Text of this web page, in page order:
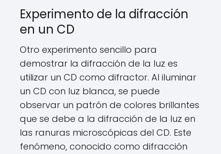
Experimento de la difracción
en un CD
Otro experimento sencillo para
demostrar la difracción de la luz es
utilizar un CD como difractor. Al iluminar
un CD con luz blanca, se puede
observar un patrón de colores brillantes
que se debe a la difracción de la luz en
las ranuras microscópicas del CD. Este
fenómeno, conocido como difracción